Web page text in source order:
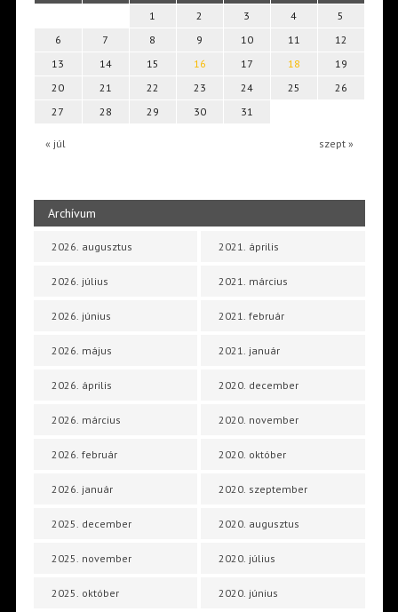
« júl szept »
1 2 3 4
5
6
7 8 9 10 11
12
13
14 15 16 17 18
19
20
21 22 23 24 25
26
27
28 29 30 31
Archívum
2026. augusztus
2026. július
2026. június
2026. május
2026. április
2026. március
2026. február
2026. január
2025. december
2025. november
2025. október
2021. április
2021. március
2021. február
2021. január
2020. december
2020. november
2020. október
2020. szeptember
2020. augusztus
2020. július
2020. június